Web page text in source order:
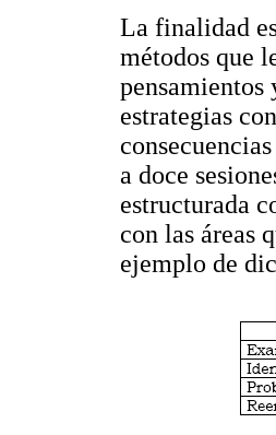
La finalidad
métodos que
pensamientos
estrategias
a doce
estructurada
con las áreas
ejemplo de